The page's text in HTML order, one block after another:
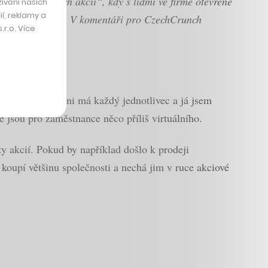
nad ním. V komentáři pro CzechCrunch
vliv na ni má každý jednotlivec a já jsem
pro zaměstnance něco příliš virtuálního.
akcií. Pokud by například došlo k prodeji
většinu společnosti a nechá jim v ruce akciové
reklamy a
Více